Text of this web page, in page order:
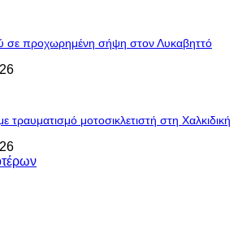
σε προχωρημένη σήψη στον Λυκαβηττό
τραυματισμό μοτοσικλετιστή στη Χαλκιδική